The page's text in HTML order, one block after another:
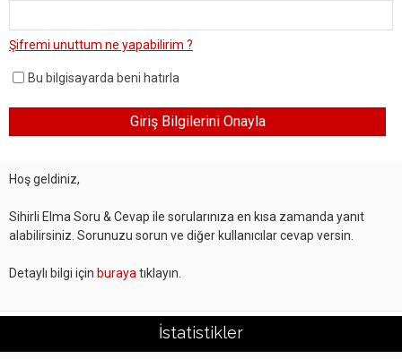
Şifremi unuttum ne yapabilirim ?
Bu bilgisayarda beni hatırla
Hoş geldiniz,
Sihirli Elma Soru & Cevap ile sorularınıza en kısa zamanda yanıt
alabilirsiniz. Sorunuzu sorun ve diğer kullanıcılar cevap versin.
Detaylı bilgi için buraya tıklayın.
İstatistikler